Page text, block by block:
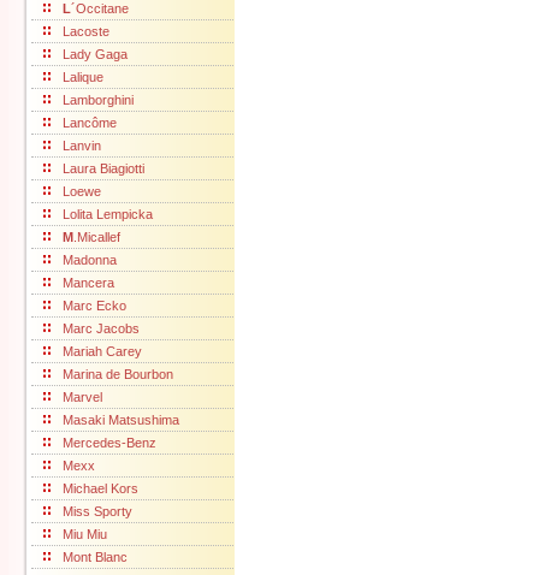
L´Occitane
Lacoste
Lady Gaga
Lalique
Lamborghini
Lancôme
Lanvin
Laura Biagiotti
Loewe
Lolita Lempicka
M .Micallef
Madonna
Mancera
Marc Ecko
Marc Jacobs
Mariah Carey
Marina de Bourbon
Marvel
Masaki Matsushima
Mercedes-Benz
Mexx
Michael Kors
Miss Sporty
Miu Miu
Mont Blanc